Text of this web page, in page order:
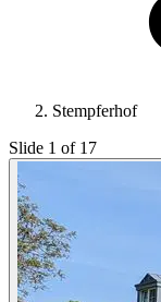
Stempferhof
Slide 1 of 17